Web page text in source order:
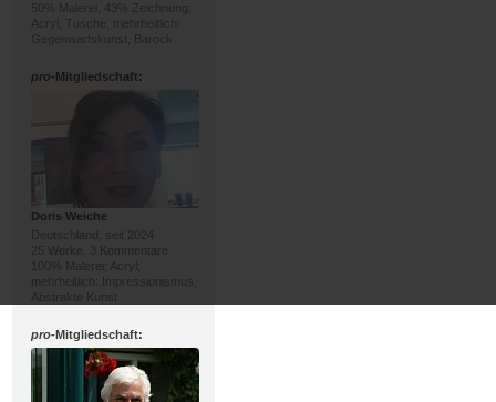
50% Malerei, 43% Zeichnung;
Acryl, Tusche; mehrheitlich:
Gegenwartskunst, Barock
pro-Mitgliedschaft:
Doris Weiche
Deutschland, seit 2024
25 Werke, 3 Kommentare
100% Malerei; Acryl;
mehrheitlich: Impressionismus,
Abstrakte Kunst
pro-Mitgliedschaft: